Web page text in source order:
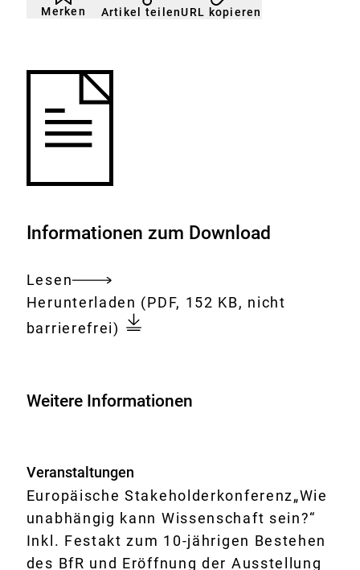
Merken
nicht
gemerkt
Klicken
der
Artikel teilenURL kopieren
Informationen zum Download
Lesen
Gesamtes
Dokument
Download:
Herunterladen Europäische
Stakeholderkonferenz
kann
(PDF, 152 KB, nicht
barrierefrei)
Weitere Informationen
Veranstaltungen
Europäische Stakeholderkonferenz„Wie
unabhängig kann Wissenschaft sein?“
Inkl. Festakt zum 10-jährigen Bestehen
des BfR und Eröffnung der Ausstellung